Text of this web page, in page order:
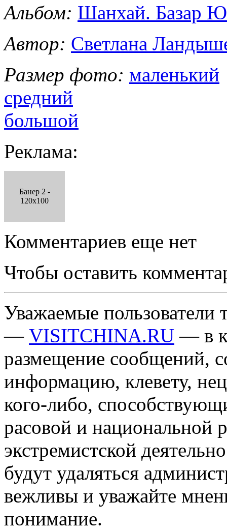
Альбом: Шанхай. Базар
Автор: Светлана
Размер фото: маленький
средний
большой
Реклама:
Банер 2 -
120x100
Комментариев еще нет
Чтобы оставить
Уважаемые пользователи
— VISITCHINA.RU — в
размещение сообщений,
информацию, клевету,
кого-либо,
расовой и национальной
экстремистской
будут удаляться
вежливы и уважайте
понимание.